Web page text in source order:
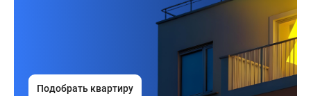
Подобрать квартиру